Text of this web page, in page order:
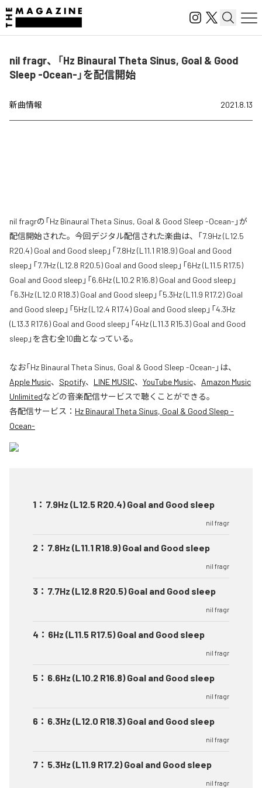
nil fragr、「Hz Binaural Theta Sinus, Goal & Good
Sleep -Ocean-」を配信開始
新曲情報 2021.8.13
nil fragrの「Hz Binaural Theta Sinus, Goal & Good Sleep -Ocean-」が
配信開始された。今回デジタル配信された楽曲は、「7.9Hz (L12.5
R20.4) Goal and Good sleep」「7.8Hz (L11.1 R18.9) Goal and Good
sleep」「7.7Hz (L12.8 R20.5) Goal and Good sleep」「6Hz (L11.5 R17.5)
Goal and Good sleep」「6.6Hz (L10.2 R16.8) Goal and Good sleep」
「6.3Hz (L12.0 R18.3) Goal and Good sleep」「5.3Hz (L11.9 R17.2) Goal
and Good sleep」「5Hz (L12.4 R17.4) Goal and Good sleep」「4.3Hz
(L13.3 R17.6) Goal and Good sleep」「4Hz (L11.3 R15.3) Goal and Good
sleep」を含む全10曲となっている。
なお「Hz Binaural Theta Sinus, Goal & Good Sleep -Ocean- 」は、
Apple Music、 Spotify、 LINE MUSIC、 YouTube Music、 Amazon Music
Unlimitedなどの音楽配信サービスで聴くことができる。
各配信サービス： Hz Binaural Theta Sinus, Goal & Good Sleep -
Ocean-
1 ： 7.9Hz (L12.5 R20.4) Goal and Good sleep
nil fragr
2 ： 7.8Hz (L11.1 R18.9) Goal and Good sleep
nil fragr
3 ： 7.7Hz (L12.8 R20.5) Goal and Good sleep
nil fragr
4 ： 6Hz (L11.5 R17.5) Goal and Good sleep
nil fragr
5 ： 6.6Hz (L10.2 R16.8) Goal and Good sleep
nil fragr
6 ： 6.3Hz (L12.0 R18.3) Goal and Good sleep
nil fragr
7 ： 5.3Hz (L11.9 R17.2) Goal and Good sleep
nil fragr